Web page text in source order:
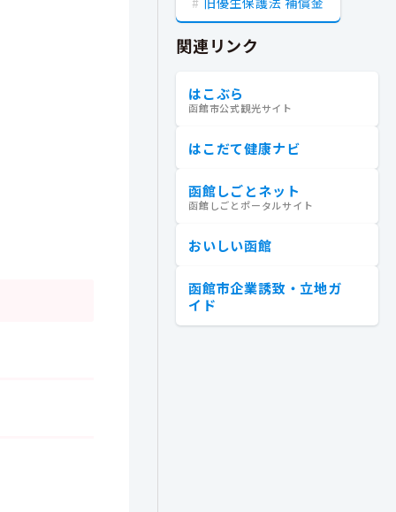
関連リンク
はこぶら
函館市公式観光サイト
はこだて健康ナビ
函館しごとネット
函館しごとポータルサイト
おいしい函館
函館市企業誘致・立地ガ
イド